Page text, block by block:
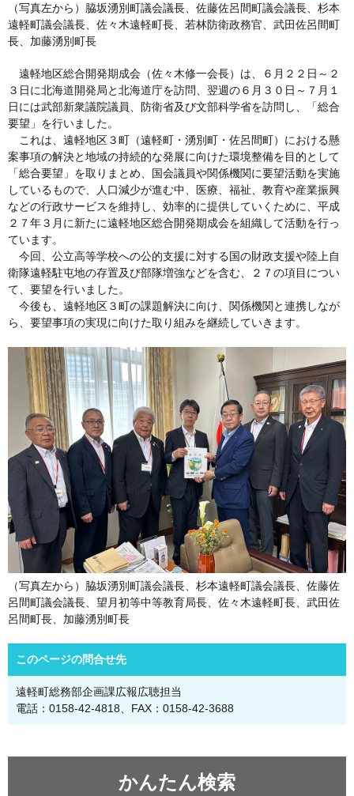
（写真左から）脇坂湧別町議会議長、佐藤佐呂間町議会議長、杉本
遠軽町議会議長、佐々木遠軽町長、若林防衛政務官、武田佐呂間町
長、加藤湧別町長
遠軽地区総合開発期成会（佐々木修一会長）は、６月２２日～２
３日に北海道開発局と北海道庁を訪問、翌週の６月３０日～７月１
日には武部新衆議院議員、防衛省及び文部科学省を訪問し、「総合
要望」を行いました。
これは、遠軽地区３町（遠軽町・湧別町・佐呂間町）における懸
案事項の解決と地域の持続的な発展に向けた環境整備を目的として
「総合要望」を取りまとめ、国会議員や関係機関に要望活動を実施
しているもので、人口減少が進む中、医療、福祉、教育や産業振興
などの行政サービスを維持し、効率的に提供していくために、平成
２７年３月に新たに遠軽地区総合開発期成会を組織して活動を行っ
ています。
今回、公立高等学校への公的支援に対する国の財政支援や陸上自
衛隊遠軽駐屯地の存置及び部隊増強などを含む、２７の項目につい
て、要望を行いました。
今後も、遠軽地区３町の課題解決に向け、関係機関と連携しなが
ら、要望事項の実現に向けた取り組みを継続していきます。
（写真左から）脇坂湧別町議会議長、杉本遠軽町議会議長、佐藤佐
呂間町議会議長、望月初等中等教育局長、佐々木遠軽町長、武田佐
呂間町長、加藤湧別町長
このページの問合せ先
遠軽町総務部企画課広報広聴担当
電話：0158-42-4818、FAX：0158-42-3688
かんたん検索